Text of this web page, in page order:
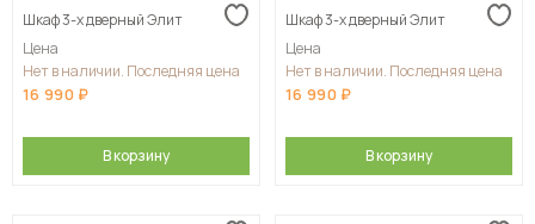
Шкаф 3-х дверный Элит
Цена
Нет в наличии. Последняя цена
16 990
В корзину
Шкаф 3-х дверный Элит
Цена
Нет в наличии. Последняя цена
16 990
В корзину